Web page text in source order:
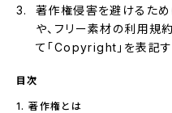
著作権侵害を避けるた
や、フリー素材の利用規
て「Copyright」を表記す
目次
1. 著作権とは